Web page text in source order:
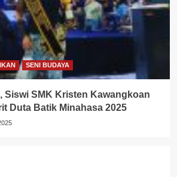
SENI BUDAYA
Siswi SMK Kristen Kawangkoan
Duta Batik Minahasa 2025